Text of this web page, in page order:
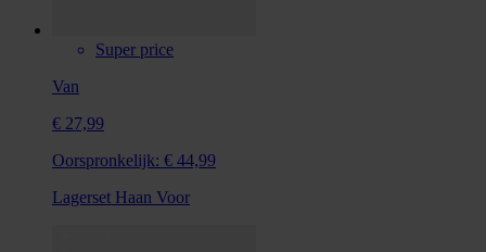
Super price
Van
€ 27,99
Oorspronkelijk: € 44,99
Lagerset Haan Voor